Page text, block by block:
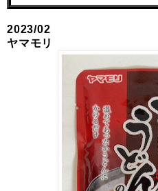
2023/02
ヤマモリ